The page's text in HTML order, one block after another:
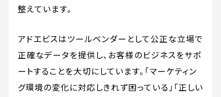
整えています。
アドエビスはツールベンダーとして公正な立場で
正確なデータを提供し、お客様のビジネスをサポ
ートすることを大切にしています。「マーケティン
グ環境の変化に対応しきれず困っている」「正しい